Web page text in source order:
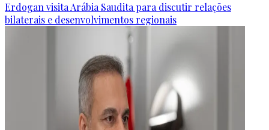
Erdogan visita Arábia Saudita para discutir relações
bilaterais e desenvolvimentos regionais